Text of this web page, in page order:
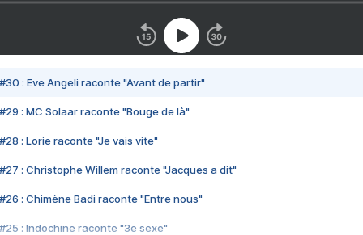
#30 : Eve Angeli raconte "Avant de partir"
#29 : MC Solaar raconte "Bouge de là"
#28 : Lorie raconte "Je vais vite"
#27 : Christophe Willem raconte "Jacques a dit"
#26 : Chimène Badi raconte "Entre nous"
#25 : Indochine raconte "3e sexe"